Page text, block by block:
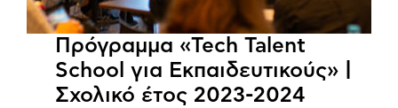
Πρόγραμμα «Tech Talent
School για Εκπαιδευτικούς» |
Σχολικό έτος 2023-2024